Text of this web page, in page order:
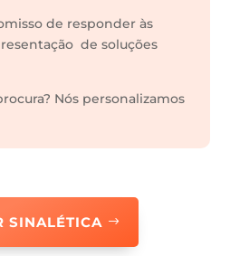
de responder às
de soluções
Nós personalizamos
SINALÉTICA